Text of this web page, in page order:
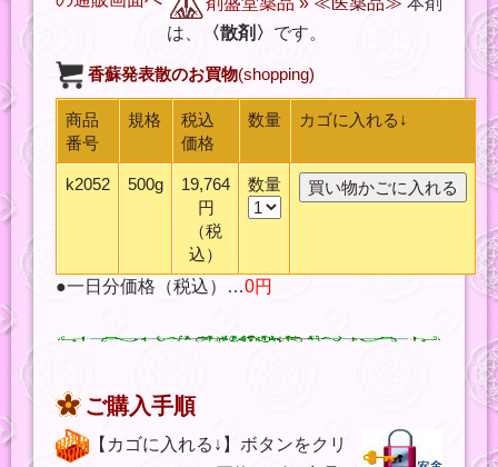
は、
〈散剤〉 です。
香蘇発表散のお買物(shopping)
商品
番号
規格
税込
価格
数量 カゴに入れる↓
k2052 500g
19,764
円
（税
込）
数量
●一日分価格（税込）…0円
ご購入手順
【カゴに入れる↓】ボタンをクリ